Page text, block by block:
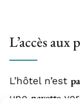
L’accès aux
L’hôtel n’est
une navette